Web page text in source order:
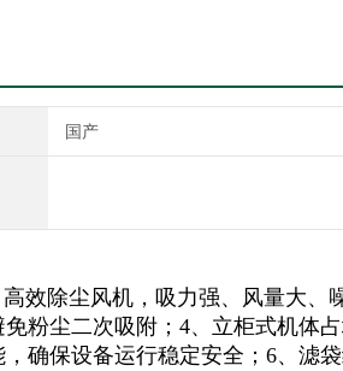
国产
效除尘风机，吸力强、风量大、
粉尘二次吸附；4、立柜式机体占
确保设备运行稳定安全；6、滤